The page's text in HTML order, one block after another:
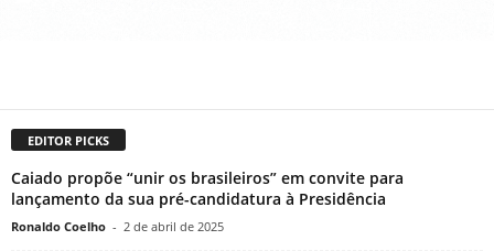
EDITOR PICKS
Caiado propõe “unir os brasileiros” em convite para
lançamento da sua pré-candidatura à Presidência
Ronaldo Coelho - 2 de abril de 2025